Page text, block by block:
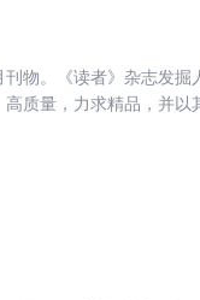
物。《读者》杂志发掘
质量，力求精品，并以